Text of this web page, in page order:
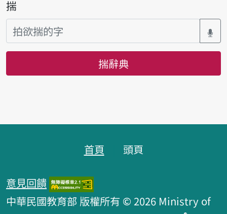
揣
揣辭典
首頁 頭頁
意見回饋
中華民國教育部 版權所有 © 2026 Ministry of